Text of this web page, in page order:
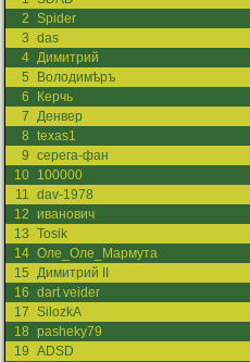
2 Spider
3 das
4 Димитрий
5
Володимѣръ
6
Керчь
7 Денвер
8 texas1
9 серега-фан
10 100000
11 dav-1978
12 иванович
13 Tosik
14 Оле_Оле_Мармута
15 Димитрий II
16 dart veider
17 SilozkA
18 pasheky79
19 ADSD